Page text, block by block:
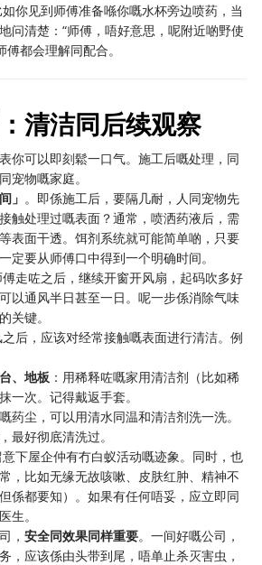
如你见到师傅准备喺你嘅水杯旁边喷药，当
问清楚：“师傅，唔好意思，呢附近啲野使
都会理解同配合。
清洁同后续观察
你可以即刻鬆一口气。施工后嘅处理，同
宠物嘅家庭。
」 。即係施工后，要隔几耐，人同宠物先
触处理过嘅表面？通常，喷洒药液后，需
表面干透。饵剂系统就可能简单啲，只要
定要从师傅口中得到一个明确时间。
傅走咗之后，继续开窗开风扇，起码吹多好
以通风半日甚至一日。呢一步係消除气味
关键。
之后，应该对经常接触嘅表面进行清洁。例
、地板 ：用稀释咗嘅家用清洁剂（比如稀
一次。记得戴返手套。
药尘，可以用清水同温和清洁剂洗一洗。
最好彻底清洗过。
意下屋企仲有冇白蚁活动嘅迹象。同时，也
，比如无缘无故咳嗽、皮肤红肿、精神不
係都要知）。如果有任何唔妥，应立即同
生。
，安全同效果同样重要。一间好嘅公司，
，应该係由头带到尾，唔单止杀灭害虫，